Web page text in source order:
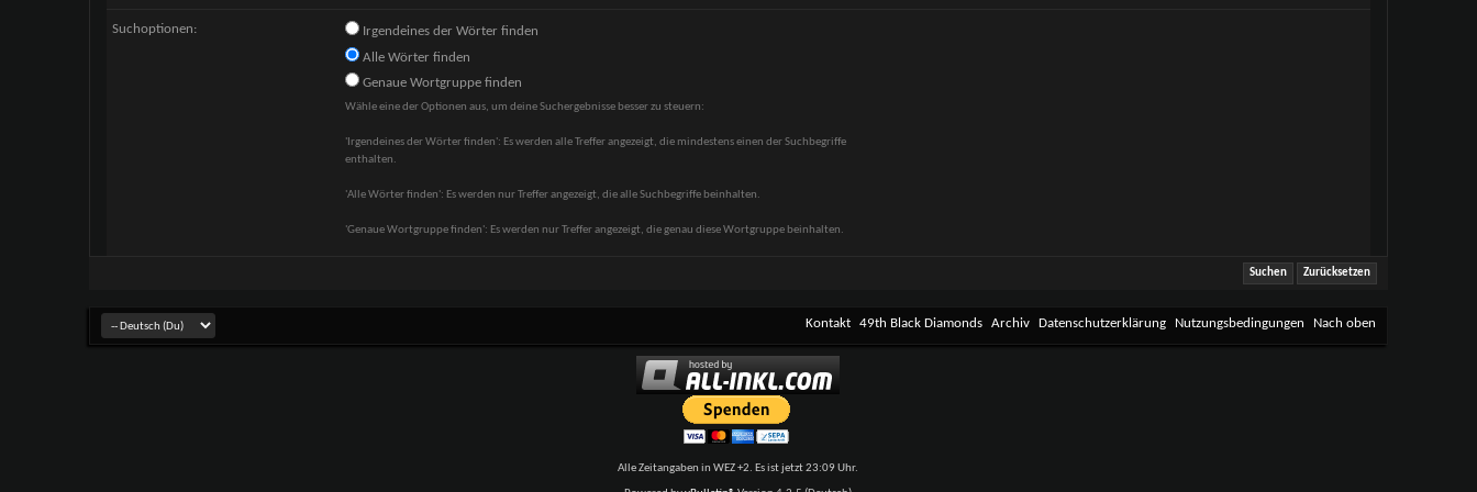
Suchoptionen:
Irgendeines der Wörter finden
Alle Wörter finden
Genaue Wortgruppe finden
Wähle eine der Optionen aus, um deine Suchergebnisse besser zu steuern:
'Irgendeines der Wörter finden': Es werden alle Treffer angezeigt, die mindestens einen der Suchbegriffe
enthalten.
'Alle Wörter finden': Es werden nur Treffer angezeigt, die alle Suchbegriffe beinhalten.
'Genaue Wortgruppe finden': Es werden nur Treffer angezeigt, die genau diese Wortgruppe beinhalten.
Kontakt 49th Black Diamonds Archiv Datenschutzerklärung Nutzungsbedingungen Nach oben
Alle Zeitangaben in WEZ +2. Es ist jetzt23:09Uhr.